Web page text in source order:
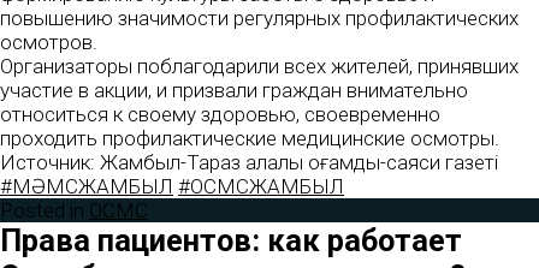
повышению значимости регулярных профилактических
осмотров.
Организаторы поблагодарили всех жителей, принявших
участие в акции, и призвали граждан внимательно
относиться к своему здоровью, своевременно
проходить профилактические медицинские осмотры.
Источник: Жамбыл-Тараз қалалық қоғамдық-саяси газеті
#МӘМСЖАМБЫЛ #ОСМСЖАМБЫЛ
Posted in ОСМС
Права пациентов: как работает